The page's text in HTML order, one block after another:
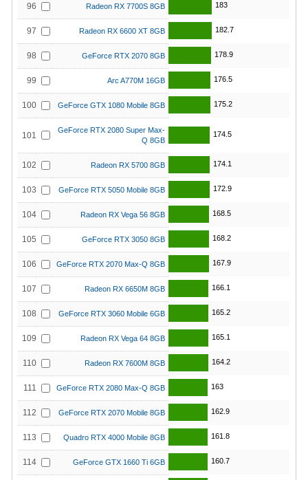
96 Radeon RX 7700S 8GB 183
97 Radeon RX 6600 XT 8GB 182.7
98 GeForce RTX 2070 8GB 178.9
99 Arc A770M 16GB 176.5
100 GeForce GTX 1080 Mobile 8GB 175.2
101
GeForce RTX 2080 Super Max-
Q 8GB
174.5
102 Radeon RX 5700 8GB 174.1
103 GeForce RTX 5050 Mobile 8GB 172.9
104 Radeon RX Vega 56 8GB 168.5
105 GeForce RTX 3050 8GB 168.2
106 GeForce RTX 2070 Max-Q 8GB 167.9
107 Radeon RX 6650M 8GB 166.1
108 GeForce RTX 3060 Mobile 6GB 165.2
109 Radeon RX Vega 64 8GB 165.1
110 Radeon RX 7600M 8GB 164.2
111 GeForce RTX 2080 Max-Q 8GB 163
112 GeForce RTX 2070 Mobile 8GB 162.9
113 Quadro RTX 4000 Mobile 8GB 161.8
114 GeForce GTX 1660 Ti 6GB 160.7